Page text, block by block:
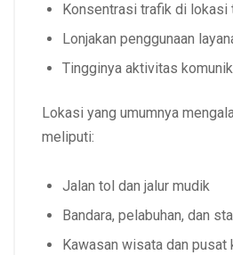
Konsentrasi trafik di lokasi
Lonjakan penggunaan
Tingginya aktivitas
Lokasi yang umumnya
meliputi:
Jalan tol dan jalur mudik
Bandara, pelabuhan, dan
Kawasan wisata dan pusat